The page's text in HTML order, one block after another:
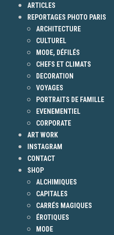
ARTICLES
REPORTAGES PHOTO PARIS
ARCHITECTURE
CULTUREL
MODE, DÉFILÉS
CHEFS ET CLIMATS
DECORATION
VOYAGES
PORTRAITS DE FAMILLE
EVENEMENTIEL
CORPORATE
ART WORK
INSTAGRAM
CONTACT
SHOP
ALCHIMIQUES
CAPITALES
CARRÉS MAGIQUES
ÉROTIQUES
MODE